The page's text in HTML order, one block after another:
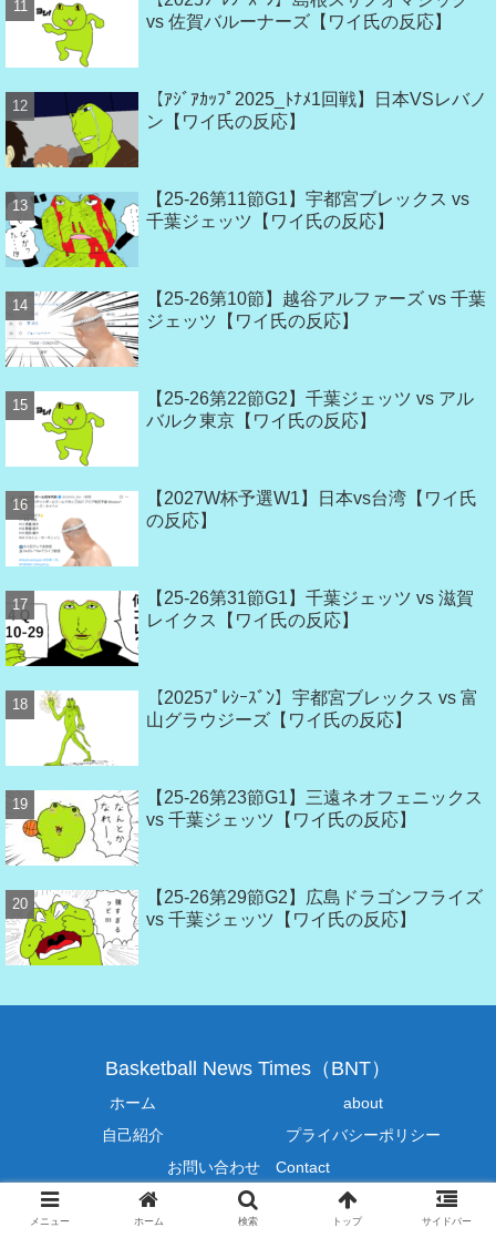
vs 佐賀バルーナーズ【ワイ氏の反応】
【ｱｼﾞｱｶｯﾌﾟ2025_ﾄﾅﾒ1回戦】日本VSレバノ
ン【ワイ氏の反応】
【25-26第11節G1】宇都宮ブレックス vs
千葉ジェッツ【ワイ氏の反応】
【25-26第10節】越谷アルファーズ vs 千葉
ジェッツ【ワイ氏の反応】
【25-26第22節G2】千葉ジェッツ vs アル
バルク東京【ワイ氏の反応】
【2027W杯予選W1】日本vs台湾【ワイ氏
の反応】
【25-26第31節G1】千葉ジェッツ vs 滋賀
レイクス【ワイ氏の反応】
【2025ﾌﾟﾚｼｰｽﾞﾝ】宇都宮ブレックス vs 富
山グラウジーズ【ワイ氏の反応】
【25-26第23節G1】三遠ネオフェニックス
vs 千葉ジェッツ【ワイ氏の反応】
【25-26第29節G2】広島ドラゴンフライズ
vs 千葉ジェッツ【ワイ氏の反応】
Basketball News Times（BNT）
ホーム
about
自己紹介
プライバシーポリシー
お問い合わせ Contact
© 2019-2026 Basketball News Times（BNT）.
メニュー ホーム 検索 トップ サイドバー